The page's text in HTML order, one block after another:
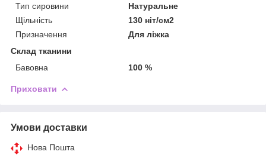
Тип сировини
Натуральне
Щільність
130 ніт/см2
Призначення
Для ліжка
Склад тканини
Бавовна
100 %
Приховати
Умови доставки
Нова Пошта